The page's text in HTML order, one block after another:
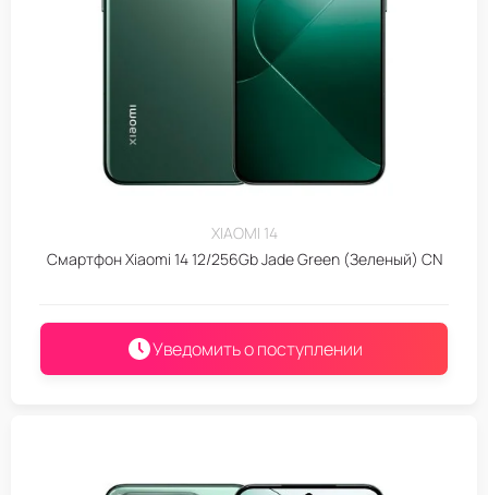
XIAOMI 14
Смартфон Xiaomi 14 12/256Gb Jade Green (Зеленый) CN
Уведомить о поступлении